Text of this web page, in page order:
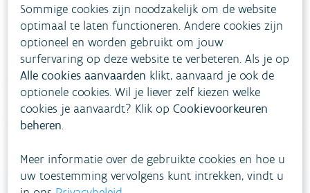
Bekijk het overzicht van meestgestelde vragen.
Niet gevonden wat je zocht? Vul ons
contactformulier in .
Bel gratis 1700
Sommige cookies zijn noodzakelijk om de website
optimaal te laten functioneren. Andere cookies zijn
optioneel en worden gebruikt om jouw
surfervaring op deze website te verbeteren. Als je op
Alle cookies aanvaarden klikt, aanvaard je ook de
optionele cookies. Wil je liever zelf kiezen welke
cookies je aanvaardt? Klik opCookievoorkeuren
beheren.
Meer informatie over de gebruikte cookies en hoe u
uw toestemming vervolgens kunt intrekken, vindt u